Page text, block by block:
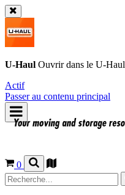
U-Haul Ouvrir dans le U-Haul
Actif
Passer au contenu principal
0